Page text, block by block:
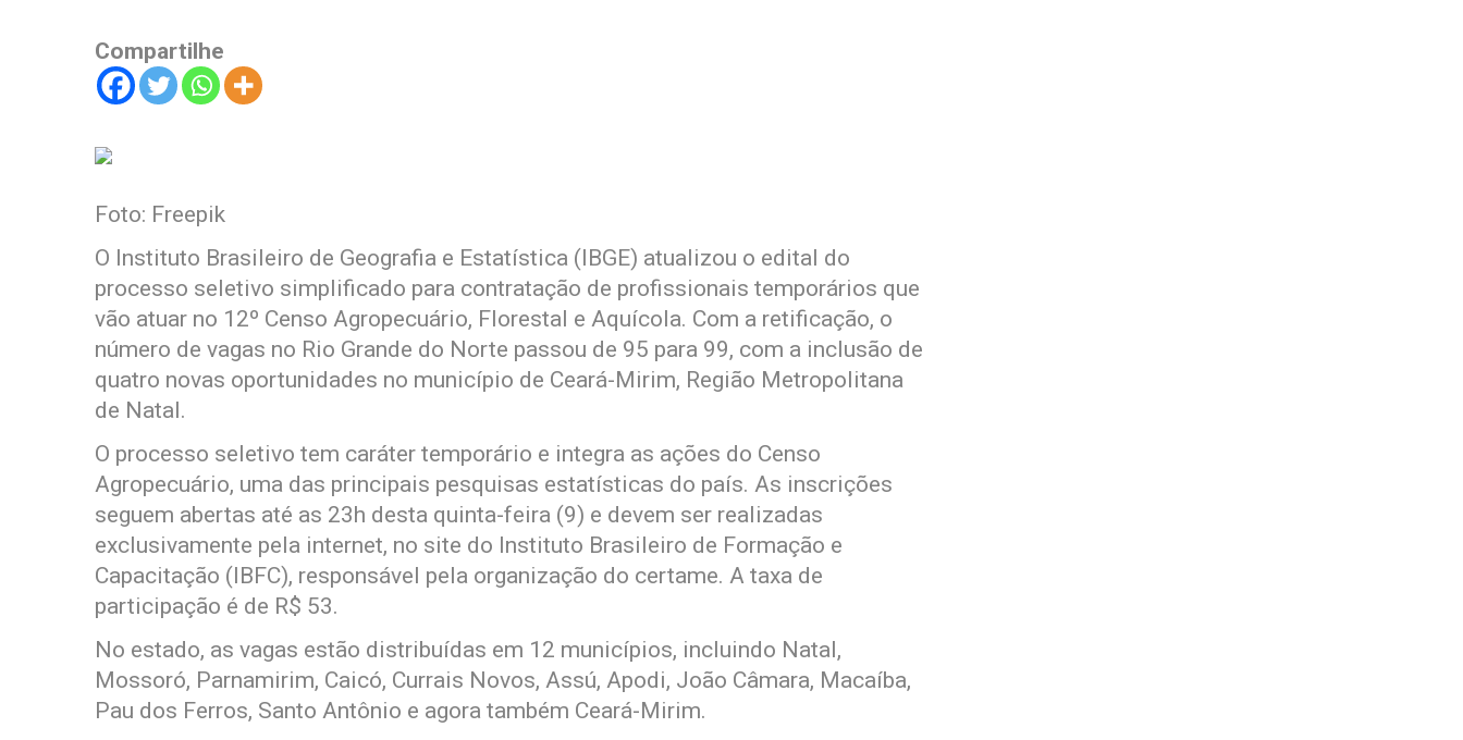
Compartilhe
Foto: Freepik
O Instituto Brasileiro de Geografia e Estatística (IBGE) atualizou o edital do
processo seletivo simplificado para contratação de profissionais temporários que
vão atuar no 12º Censo Agropecuário, Florestal e Aquícola. Com a retificação, o
número de vagas no Rio Grande do Norte passou de 95 para 99, com a inclusão de
quatro novas oportunidades no município de Ceará-Mirim, Região Metropolitana
de Natal.
O processo seletivo tem caráter temporário e integra as ações do Censo
Agropecuário, uma das principais pesquisas estatísticas do país. As inscrições
seguem abertas até as 23h desta quinta-feira (9) e devem ser realizadas
exclusivamente pela internet, no site do Instituto Brasileiro de Formação e
Capacitação (IBFC), responsável pela organização do certame. A taxa de
participação é de R$ 53.
No estado, as vagas estão distribuídas em 12 municípios, incluindo Natal,
Mossoró, Parnamirim, Caicó, Currais Novos, Assú, Apodi, João Câmara, Macaíba,
Pau dos Ferros, Santo Antônio e agora também Ceará-Mirim.